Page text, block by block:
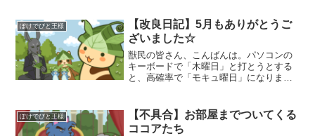
ぽけでびと王様
【改良日記】5月もありがとうご
ざいました☆
獣民の皆さん、こんばんは。パソコンの
キーボードで「木曜日」と打とうとする
と、高確率で「モキュ曜日」になりま
なりました。今月は皆さんにとってどん
な月でしたか？私はそう
ぽけでびと王様
【不具合】お部屋までついてくる
ココアたち